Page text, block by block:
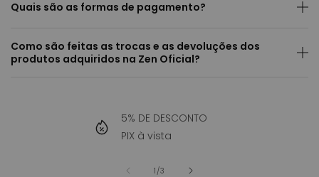
Quais são as formas de pagamento?
Como são feitas as trocas e as devoluções dos
produtos adquiridos na Zen Oficial?
5% DE DESCONTO
PIX à vista
1 /de
3